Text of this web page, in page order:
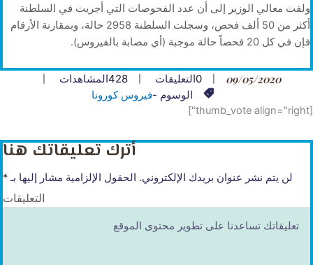
ولفت معالي الوزير إلى أن عدد الفحوصات التي أجريت في السلطنة
أكثر من 50 ألف فحص، وسجلت السلطنة 2958 حالة، وبمقارنة الأرقام
فإن في كل 20 فحصاً حالة موجبة (أي مصابة بالفيروس).
09/05/2020
0التعليقات 428المشاهدات
الوسوم -فيروس كورونا
[thumb_vote align="right"]
أترك تعليقاتك هنا
لن يتم نشر عنوان بريدك الإلكتروني. الحقول الإلزامية مشار إليها بـ*
التعليقات